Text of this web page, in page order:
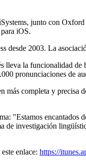
junto con
iOS.
2003. La
la funcionalidad de
pronunciaciones de
completa y
"Estamos encantados
de investigación
enlace: https://